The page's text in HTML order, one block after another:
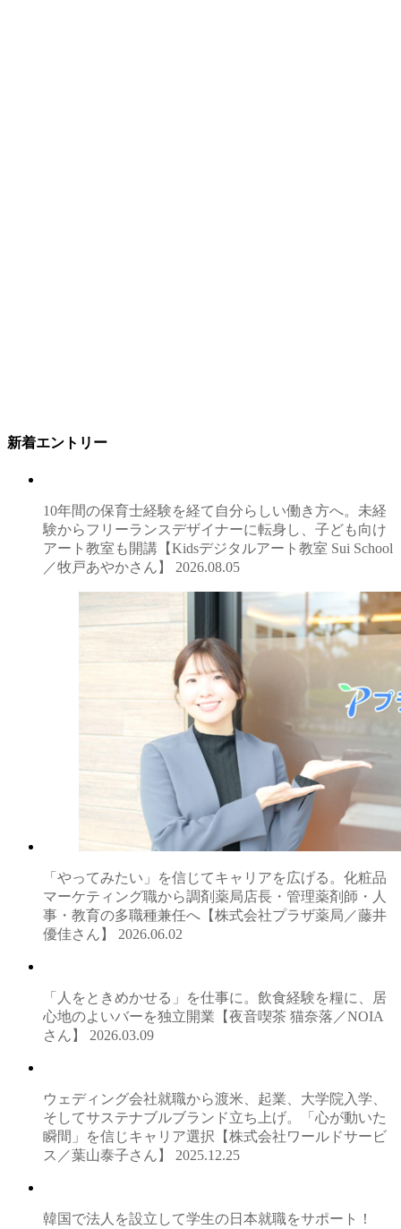
新着エントリー
10年間の保育士経験を経て自分らしい働き方へ。未経
験からフリーランスデザイナーに転身し、子ども向け
アート教室も開講【Kidsデジタルアート教室 Sui School
／牧戸あやかさん】 2026.08.05
「やってみたい」を信じてキャリアを広げる。化粧品
マーケティング職から調剤薬局店長・管理薬剤師・人
事・教育の多職種兼任へ【株式会社プラザ薬局／藤井
優佳さん】 2026.06.02
「人をときめかせる」を仕事に。飲食経験を糧に、居
心地のよいバーを独立開業【夜音喫茶 猫奈落／NOIA
さん】 2026.03.09
ウェディング会社就職から渡米、起業、大学院入学、
そしてサステナブルブランド立ち上げ。「心が動いた
瞬間」を信じキャリア選択【株式会社ワールドサービ
ス／葉山泰子さん】 2025.12.25
韓国で法人を設立して学生の日本就職をサポート！